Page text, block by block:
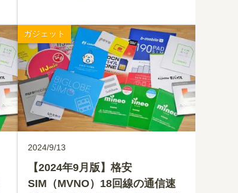
ガジェット
2024/9/13
【2024年9月版】格安
SIM（MVNO）18回線の通信速